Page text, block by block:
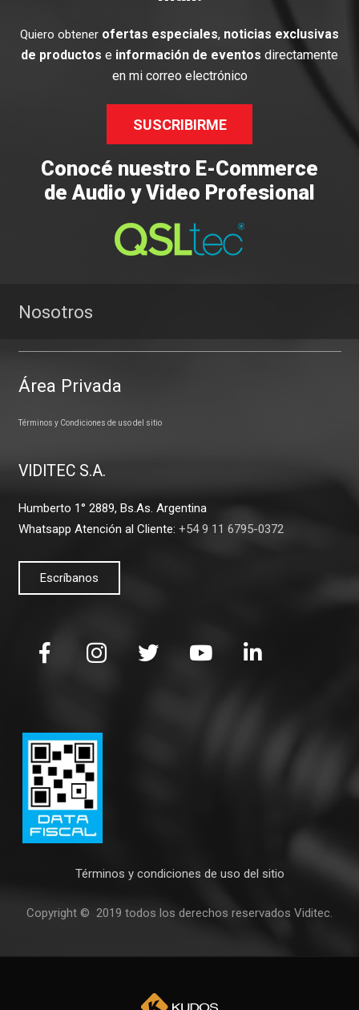
Quiero obtener ofertas especiales, noticias exclusivas
de productos e información de eventos directamente
en mi correo electrónico
SUSCRIBIRME
Conocé nuestro E-Commerce
de Audio y Video Profesional
Nosotros
Área Privada
Términos y Condiciones de uso del sitio
VIDITEC S.A.
Humberto 1° 2889, Bs.As. Argentina
Whatsapp Atención al Cliente: +54 9 11 6795-0372
Escríbanos
Términos y condiciones de uso del sitio
Copyright © 2019 todos los derechos reservados Viditec.